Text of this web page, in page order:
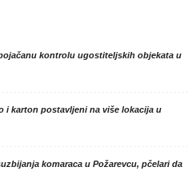
kontrolu ugostiteljskih objekata u
i karton postavljeni na više lokacija u
komaraca u Požarevcu, pčelari da